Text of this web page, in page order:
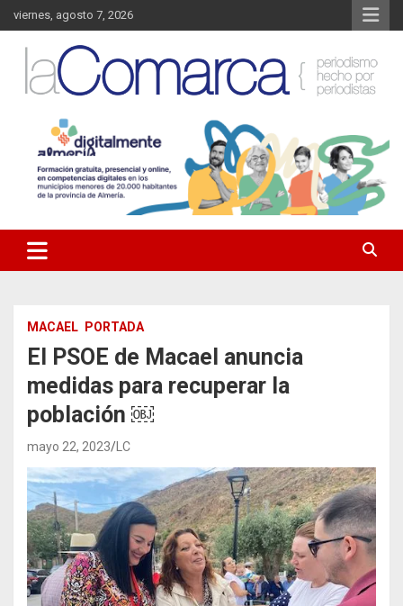
Saltar
al
contenido
viernes, agosto 7, 2026
La Comarca – Noticias del
Almanzora
Almanzora y sus localidades.
MACAEL PORTADA
El PSOE de Macael anuncia
medidas para recuperar la
población ￼
mayo 22, 2023 LC